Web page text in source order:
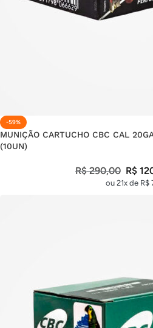
-59%
MUNIÇÃO CARTUCHO CBC CAL
(10UN)
R$290,00 R$
ou 21x de R$